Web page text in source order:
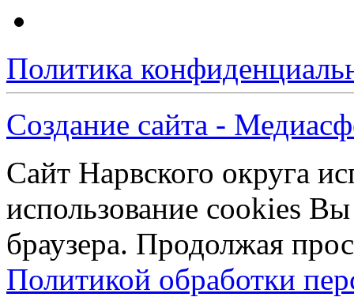
Политика
Создание сайта -
Сайт Нарвского округа
использование cookies
браузера. Продолжая
Политикой обработки